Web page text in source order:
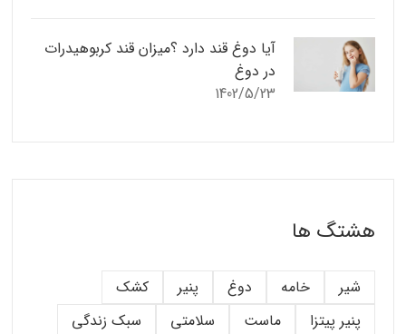
آیا دوغ قند دارد ؟میزان قند کربوهیدرات
در دوغ
1402/5/23
هشتگ ها
شیر خامه دوغ پنیر
کشک
پنیر پیتزا
ماست سلامتی
سبک زندگی